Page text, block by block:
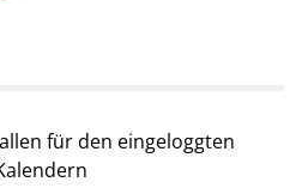
für den eingeloggten